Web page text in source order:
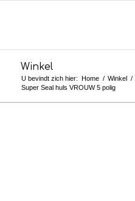
Winkel
U bevindt zich hier: Home / Winkel /
Super Seal huls VROUW 5 polig